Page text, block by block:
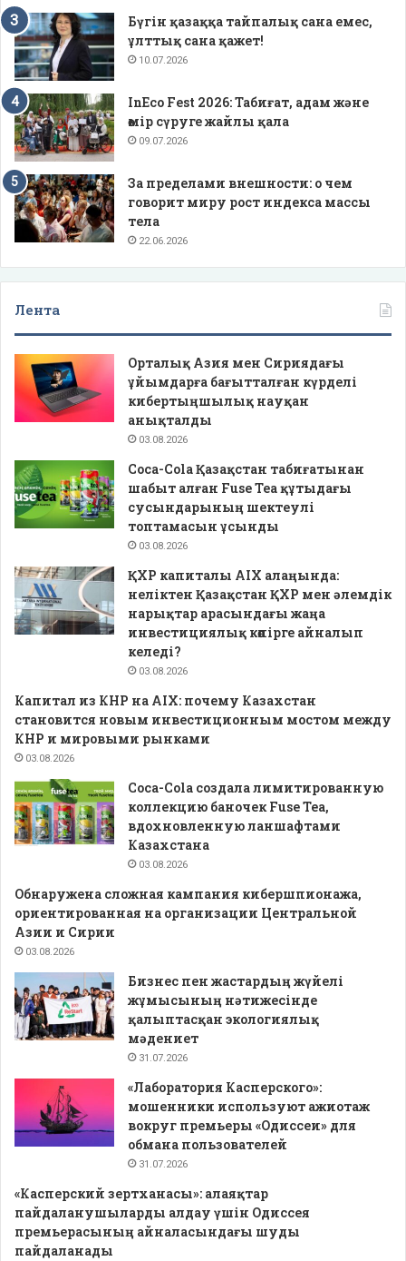
Бүгін қазаққа тайпалық сана емес,
ұлттық сана қажет!
10.07.2026
InEco Fest 2026: Табиғат, адам және
өмір сүруге жайлы қала
09.07.2026
За пределами внешности: о чем
говорит миру рост индекса массы
тела
22.06.2026
Лента
Орталық Азия мен Сириядағы
ұйымдарға бағытталған күрделі
кибертыңшылық науқан
анықталды
03.08.2026
Coca-Cola Қазақстан табиғатынан
шабыт алған Fuse Tea құтыдағы
сусындарының шектеулі
топтамасын ұсынды
03.08.2026
ҚХР капиталы AIX алаңында:
неліктен Қазақстан ҚХР мен әлемдік
нарықтар арасындағы жаңа
инвестициялық көпірге айналып
келеді?
03.08.2026
Капитал из КНР на AIX: почему Казахстан
становится новым инвестиционным мостом между
КНР и мировыми рынками
03.08.2026
Coca-Cola создала лимитированную
коллекцию баночек Fuse Tea,
вдохновленную ланшафтами
Казахстана
03.08.2026
Обнаружена сложная кампания кибершпионажа,
ориентированная на организации Центральной
Азии и Сирии
03.08.2026
Бизнес пен жастардың жүйелі
жұмысының нәтижесінде
қалыптасқан экологиялық
мәдениет
31.07.2026
«Лаборатория Касперского»:
мошенники используют ажиотаж
вокруг премьеры «Одиссеи» для
обмана пользователей
31.07.2026
«Касперский зертханасы»: алаяқтар
пайдаланушыларды алдау үшін Одиссея
премьерасының айналасындағы шуды
пайдаланады